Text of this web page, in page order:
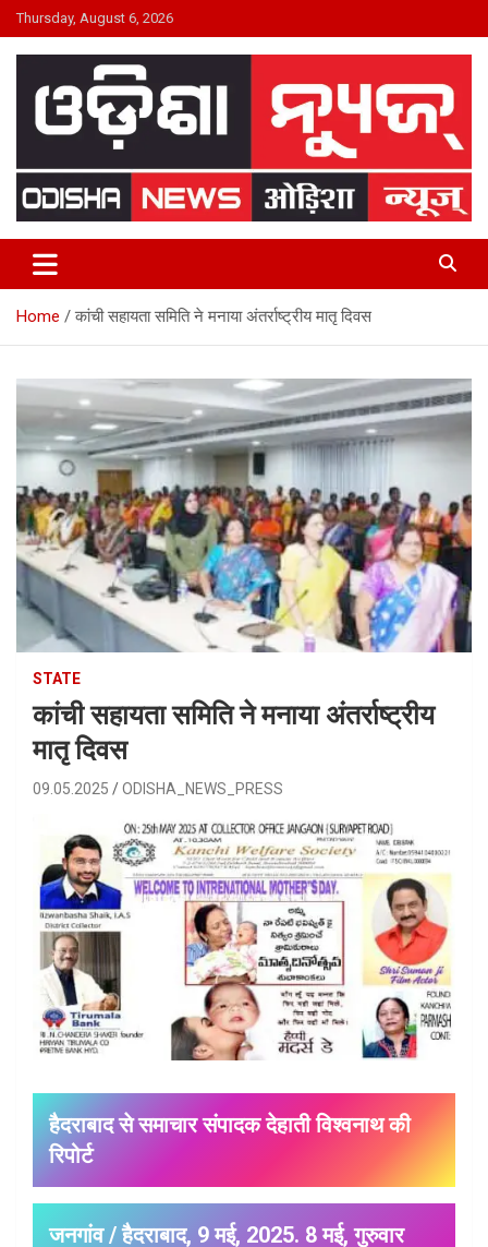
Skip
to
content
Thursday, August 6, 2026
ODISHA NEWS
Home कांची सहायता समिति ने मनाया अंतर्राष्ट्रीय मातृ दिवस
STATE
कांची सहायता समिति ने मनाया अंतर्राष्ट्रीय
मातृ दिवस
09.05.2025 ODISHA_NEWS_PRESS
हैदराबाद से समाचार संपादक देहाती विश्वनाथ की
रिपोर्ट
जनगांव / हैदराबाद, 9 मई, 2025. 8 मई, गुरुवार